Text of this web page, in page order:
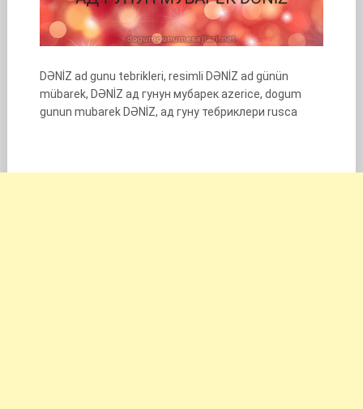
DƏNİZ ad gunu tebrikleri, resimli DƏNİZ ad günün
mübarek, DƏNİZ ад гунун мубарек azerice, dogum
gunun mubarek DƏNİZ, ад гуну тебриклери rusca